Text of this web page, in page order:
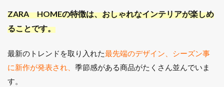
ZARA HOMEの特徴は、おしゃれなインテリアが楽しめ
ることです。
最新のトレンドを取り入れた最先端のデザイン、シーズン事
に新作が発表され、 季節感がある商品がたくさん並んでいま
す。